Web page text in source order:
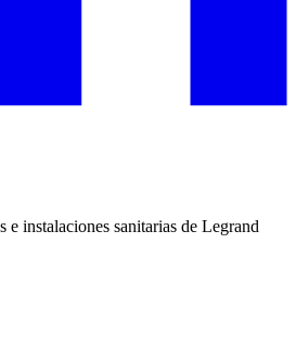
e instalaciones sanitarias de Legrand